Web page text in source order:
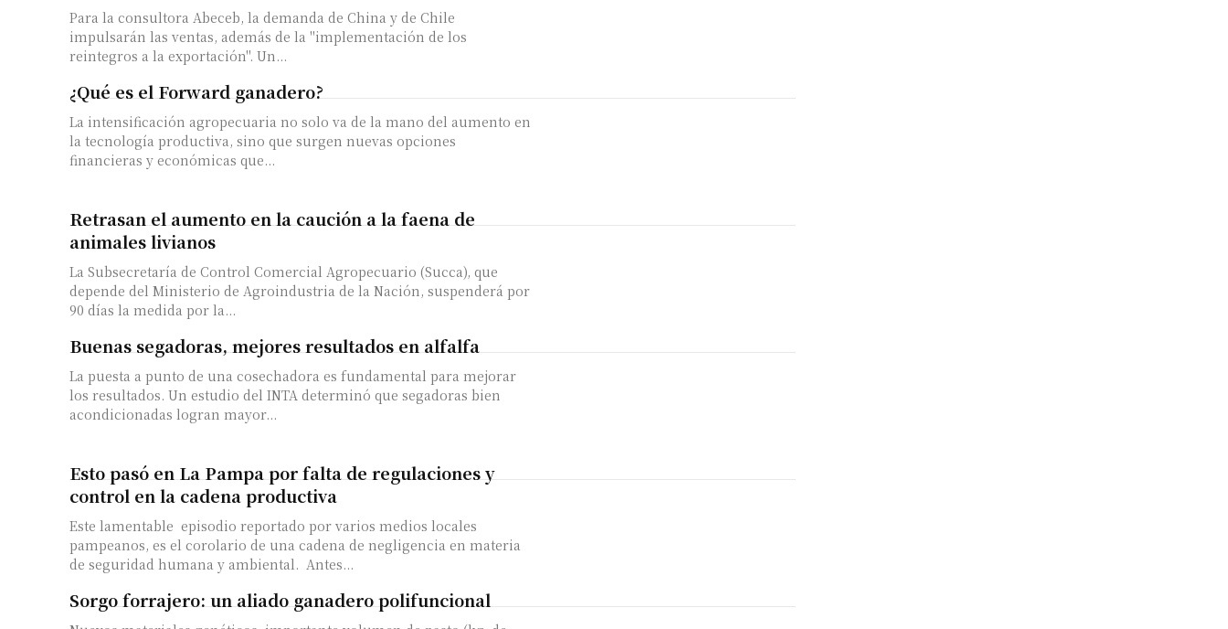
Para la consultora Abeceb, la demanda de China y de Chile
impulsarán las ventas, además de la "implementación de los
reintegros a la exportación". Un...
¿Qué es el Forward ganadero?
La intensificación agropecuaria no solo va de la mano del aumento en
la tecnología productiva, sino que surgen nuevas opciones
financieras y económicas que...
Retrasan el aumento en la caución a la faena de
animales livianos
La Subsecretaría de Control Comercial Agropecuario (Succa), que
depende del Ministerio de Agroindustria de la Nación, suspenderá por
90 días la medida por la...
Buenas segadoras, mejores resultados en alfalfa
La puesta a punto de una cosechadora es fundamental para mejorar
los resultados. Un estudio del INTA determinó que segadoras bien
acondicionadas logran mayor...
Esto pasó en La Pampa por falta de regulaciones y
control en la cadena productiva
Este lamentable episodio reportado por varios medios locales
pampeanos, es el corolario de una cadena de negligencia en materia
de seguridad humana y ambiental. Antes...
Sorgo forrajero: un aliado ganadero polifuncional